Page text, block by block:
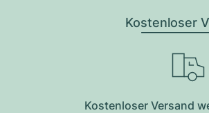
Kostenloser
Kostenloser Versand